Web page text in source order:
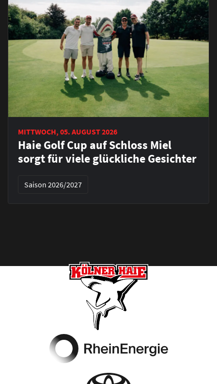
MITTWOCH, 05. AUGUST 2026
Haie Golf Cup auf Schloss Miel
sorgt für viele glückliche Gesichter
Saison 2026/2027